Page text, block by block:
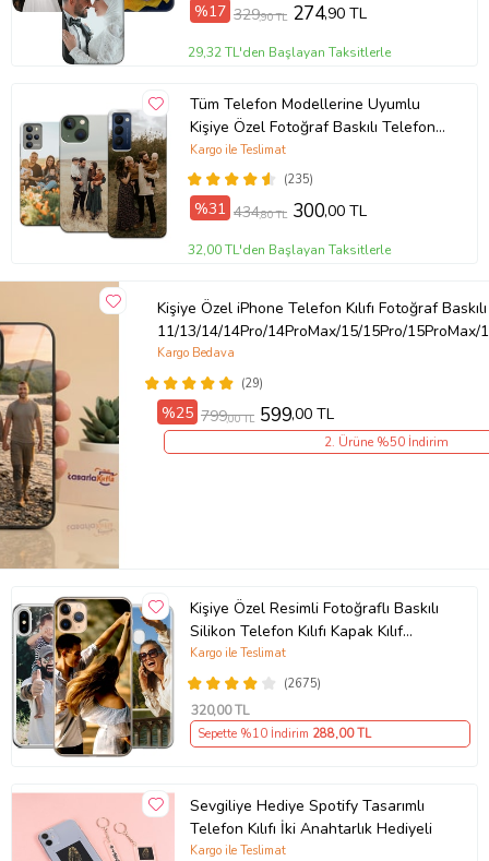
%17 329,90 TL 274,90 TL
29,32 TL'den Başlayan Taksitlerle
Tüm Telefon Modellerine Uyumlu
Kişiye Özel Fotoğraf Baskılı Telefon
Kılıfı
(235)
Kargo ile Teslimat
%31 434,80 TL 300,00 TL
32,00 TL'den Başlayan Taksitlerle
Kişiye Özel iPhone Telefon Kılıfı Fotoğraf Baskılı
11/13/14/14Pro/14ProMax/15/15Pro/
(29)
Kargo Bedava
%25 799,00 TL 599,00 TL
2. Ürüne %50 İndirim
Kişiye Özel Resimli Fotoğraflı Baskılı
Silikon Telefon Kılıfı Kapak Kılıf
(Telefon Modelleri Açıklamada)
(2675)
Kargo ile Teslimat
320,00 TL
Sepette %10 İndirim 288,00 TL
Sevgiliye Hediye Spotify Tasarımlı
Telefon Kılıfı İki Anahtarlık Hediyeli
Kargo ile Teslimat